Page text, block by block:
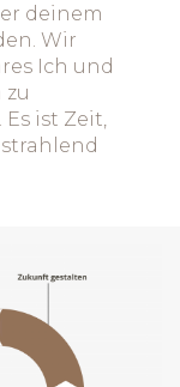
deinem
Wir
Ich und
zu
ist Zeit,